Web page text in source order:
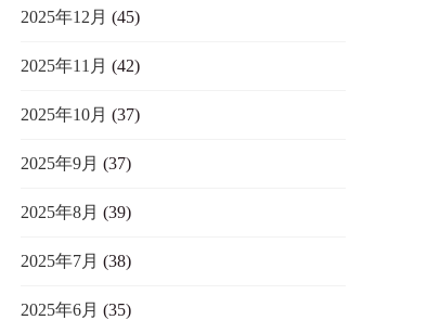
2025年12月 (45)
2025年11月 (42)
2025年10月 (37)
2025年9月 (37)
2025年8月 (39)
2025年7月 (38)
2025年6月 (35)